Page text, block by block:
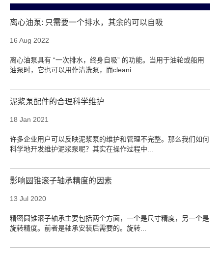
离心油泵: 只需要一个排水，其余的可以自吸
16 Aug 2022
离心油泵具有 “一次排水，终身自吸” 的功能。当用于油轮或船用
油泵时，它也可以用作清洗泵，而cleani...
泥浆泵配件的合理科学维护
18 Jan 2021
许多企业用户可以反映泥浆泵的维护和管理不完整。那么我们如何
科学地开发维护泥浆泵呢？其实在操作过程中...
影响圆锥滚子轴承精度的因素
13 Jul 2020
精密圆锥滚子轴承主要包括两个方面，一个是尺寸精度，另一个是
旋转精度。前者是轴承安装后需要的。旋转...